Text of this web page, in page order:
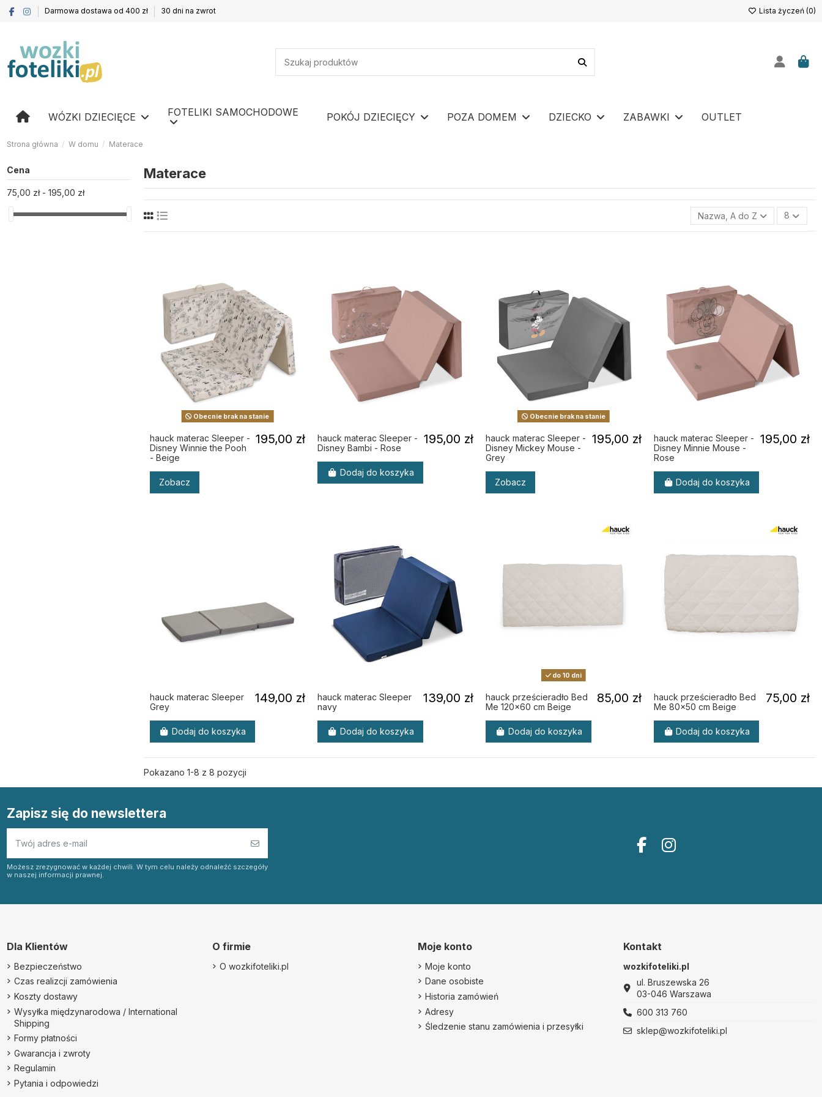
Darmowa dostawa od 400 zł 30 dni na zwrot Lista życzeń (0)
WÓZKI DZIECIĘCE FOTELIKI SAMOCHODOWE POKÓJ DZIECIĘCY POZA DOMEM DZIECKO ZABAWKI OUTLET
Strona główna W domu Materace
Materace
Nazwa, A do Z 8
Obecnie brak na stanie
hauck materac Sleeper -
Disney Winnie the Pooh
- Beige
195,00 zł
Zobacz
hauck materac Sleeper -
Disney Bambi - Rose
195,00 zł
Dodaj do koszyka
Obecnie brak na stanie
hauck materac Sleeper -
Disney Mickey Mouse -
Grey
195,00 zł
Zobacz
hauck materac Sleeper -
Disney Minnie Mouse -
Rose
195,00 zł
Dodaj do koszyka
hauck materac Sleeper
Grey
149,00 zł
Dodaj do koszyka
hauck materac Sleeper
navy
139,00 zł
Dodaj do koszyka
do 10 dni
hauck prześcieradło Bed
Me 120x60 cm Beige
85,00 zł
Dodaj do koszyka
hauck prześcieradło Bed
Me 80x50 cm Beige
75,00 zł
Dodaj do koszyka
Pokazano 1-8 z 8 pozycji
Cena
75,00 zł - 195,00 zł
Zapisz się do newslettera
Możesz zrezygnować w każdej chwili. W tym celu należy odnaleźć szczegóły
w naszej informacji prawnej.
Dla Klientów
Bezpieczeństwo
Czas realizcji zamówienia
Koszty dostawy
Wysyłka międzynarodowa / International
Shipping
Formy płatności
Gwarancja i zwroty
Regulamin
Pytania i odpowiedzi
O firmie
O wozkifoteliki.pl
Moje konto
Moje konto
Dane osobiste
Historia zamówień
Adresy
Śledzenie stanu zamówienia i przesyłki
Kontakt
wozkifoteliki.pl
ul. Bruszewska 26
03-046 Warszawa
600 313 760
sklep@wozkifoteliki.pl